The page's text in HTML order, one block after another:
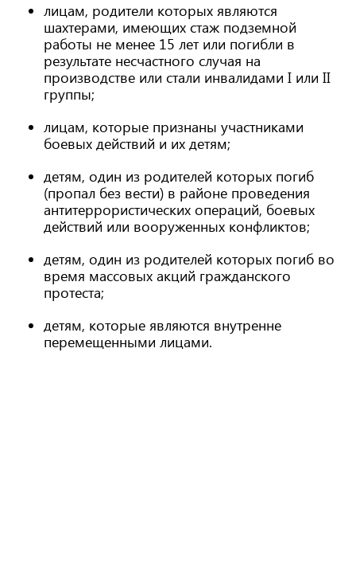
лицам, родители которых являются
шахтерами, имеющих стаж подземной
работы не менее 15 лет или погибли в
результате несчастного случая на
производстве или стали инвалидами I или II
группы;
лицам, которые признаны участниками
боевых действий и их детям;
детям, один из родителей которых погиб
(пропал без вести) в районе проведения
антитеррористических операций, боевых
действий или вооруженных конфликтов;
детям, один из родителей которых погиб во
время массовых акций гражданского
протеста;
детям, которые являются внутренне
перемещенными лицами.